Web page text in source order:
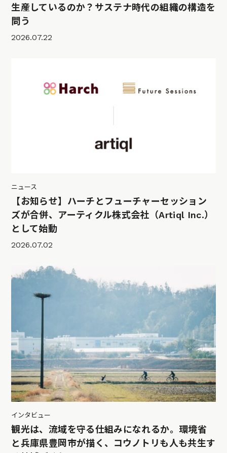
生産しているのか？サステナ時代の組織の構造を
問う
2026.07.22
ニュース
【お知らせ】ハーチとフューチャーセッション
ズが合併、アーティクル株式会社（Artiql Inc.）
として始動
2026.07.02
インタビュー
観光は、流域を守る仕組みになれるか。環境省
と兵庫県豊岡市が描く、コウノトリも人も共生す